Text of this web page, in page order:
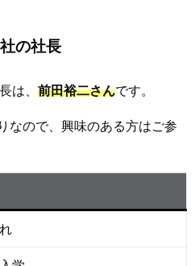
の社長
は、 前田裕二さんです。
なので、興味のある方はご参